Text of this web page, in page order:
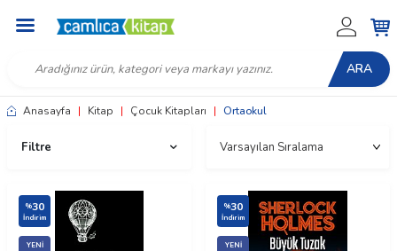
ARA
Anasayfa | Kitap | Çocuk Kitapları | Ortaokul
Filtre
%30
İndirim
YENI
%30
İndirim
YENI